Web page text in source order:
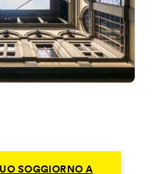
SOGGIORNO A